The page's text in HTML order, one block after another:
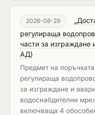
2026-06-29
регулираща
части за изграждане
АД)
Предмет на
регулираща
за изграждане и
водоснабдителни
включваща 4